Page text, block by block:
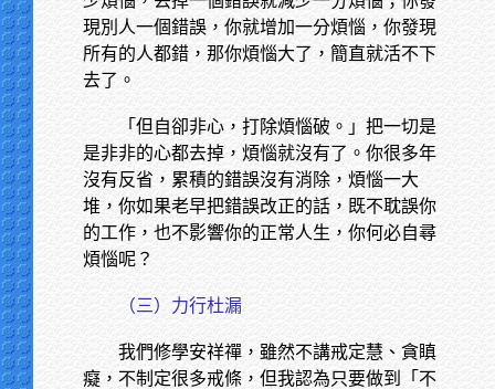
現別人一個錯誤，你就增加一分煩惱，你發現
所有的人都錯，那你煩惱大了，簡直就活不下
去了。
「但自卻非心，打除煩惱破。」把一切是
是非非的心都去掉，煩惱就沒有了。你很多年
沒有反省，累積的錯誤沒有消除，煩惱一大
堆，你如果老早把錯誤改正的話，既不耽誤你
的工作，也不影響你的正常人生，你何必自尋
煩惱呢？
（三）力行杜漏
我們修學安祥禪，雖然不講戒定慧、貪瞋
癡，不制定很多戒條，但我認為只要做到「不